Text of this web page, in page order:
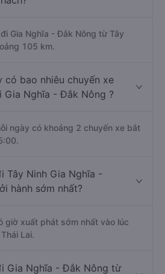
Gia Nghĩa - Đắk Nông từ Tây
105 km.
có bao nhiêu chuyến xe
Gia Nghĩa - Đắk Nông ?
ngày có khoảng 2 chuyến xe bắt
Tây Ninh Gia Nghĩa -
hành sớm nhất?
giờ xuất phát sớm nhất vào lúc
Lai.
Gia Nghĩa - Đắk Nông từ